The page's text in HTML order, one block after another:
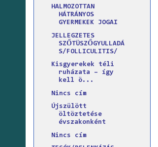
HALMOZOTTAN
HÁTRÁNYOS
GYERMEKEK JOGAI
JELLEGZETES
SZŐTÜSZŐGYULLADÁ
S/FOLLICULITIS/
Kisgyerekek téli
ruházata – így
kell ö...
Nincs cím
Újszülött
öltöztetése
évszakonként
Nincs cím